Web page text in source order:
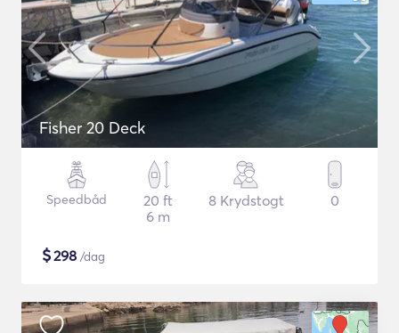
Fisher 20 Deck
Speedbåd
20 ft
6 m
8 Krydstogt 0
$298 /dag